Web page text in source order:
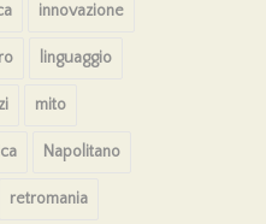
innovazione
linguaggio
mito
Napolitano
retromania